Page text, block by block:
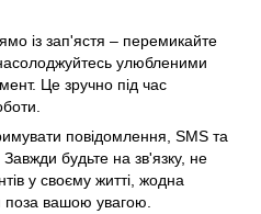
із зап'ястя – перемикайте
улюбленими
Це зручно під час
повідомлення, SMS та
будьте на зв'язку, не
у своєму житті, жодна
поза вашою увагою.